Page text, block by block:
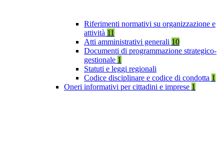
Riferimenti normativi su organizzazione e
attività 11
Atti amministrativi generali 10
Documenti di programmazione strategico-
gestionale 1
Statuti e leggi regionali
Codice disciplinare e codice di condotta 1
Oneri informativi per cittadini e imprese 1